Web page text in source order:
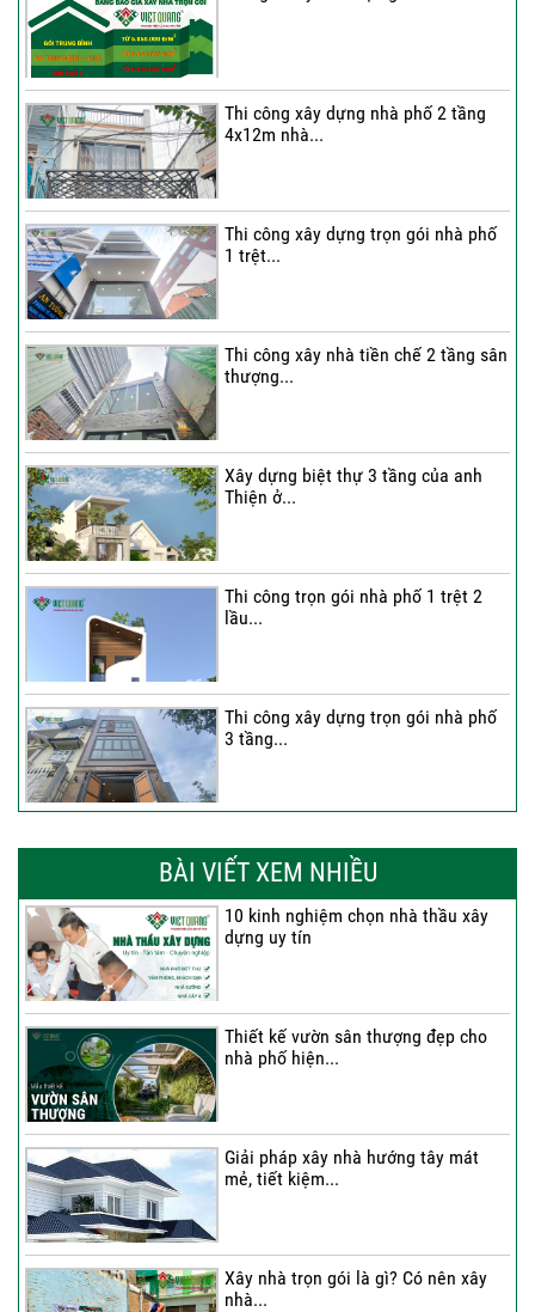
Thi công xây dựng nhà phố 2 tầng
4x12m nhà...
Thi công xây dựng trọn gói nhà phố
1 trệt...
Thi công xây nhà tiền chế 2 tầng sân
thượng...
Xây dựng biệt thự 3 tầng của anh
Thiện ở...
Thi công trọn gói nhà phố 1 trệt 2
lầu...
Thi công xây dựng trọn gói nhà phố
3 tầng...
Anh...
BÀI VIẾT XEM NHIỀU
10 kinh nghiệm chọn nhà thầu xây
dựng uy tín
Thiết kế vườn sân thượng đẹp cho
nhà phố hiện...
Giải pháp xây nhà hướng tây mát
mẻ, tiết kiệm...
Xây nhà trọn gói là gì? Có nên xây
nhà...